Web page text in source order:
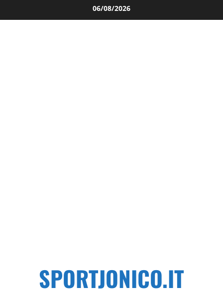
al
06/08/2026
SPORTJONICO.IT